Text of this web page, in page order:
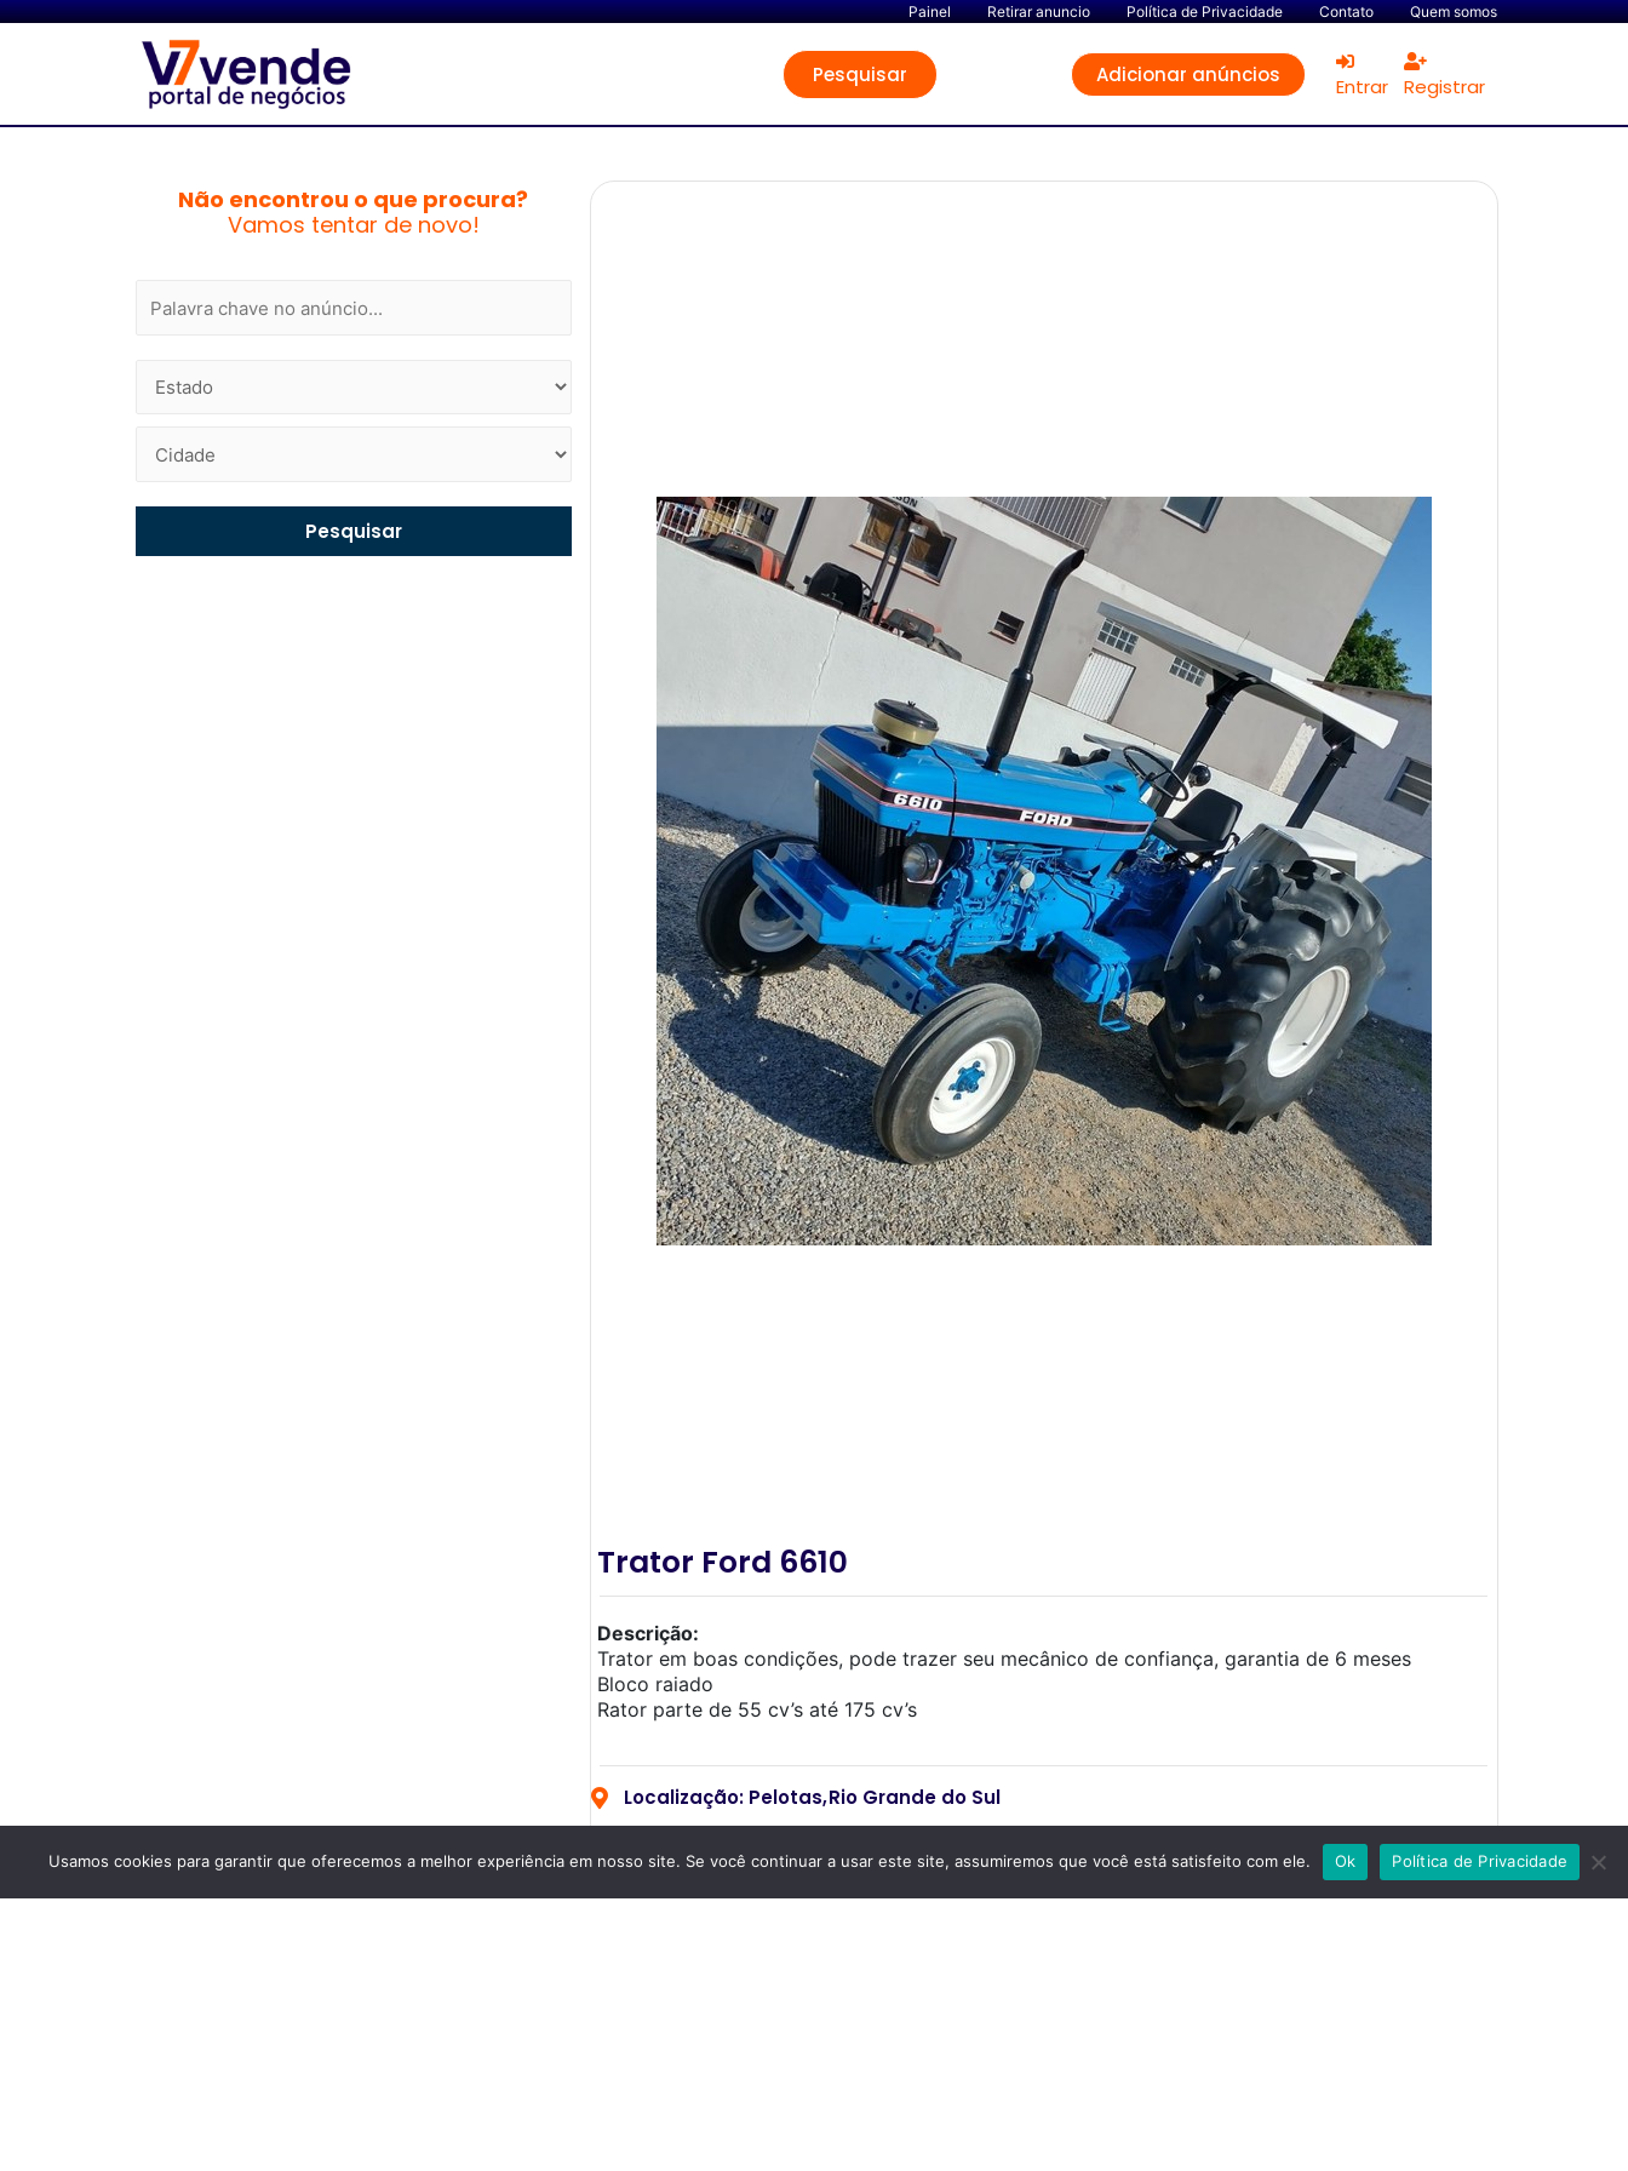
Painel Retirar anuncio Política de Privacidade Contato Quem somos
Pesquisar Adicionar anúncios Entrar Registrar
Não encontrou o que procura?
Vamos tentar de novo!
Pesquisar
Trator Ford 6610
Descrição:
Trator em boas condições, pode trazer seu mecânico de confiança, garantia de 6 meses
Bloco raiado
Rator parte de 55 cv’s até 175 cv’s
Localização: Pelotas,Rio Grande do Sul
Categoria:
Combustão (diesel ou gasolina)
Subcategoria:Trator
Usamos cookies para garantir que oferecemos a melhor experiência em nosso site. Se você continuar a usar este site, assumiremos que você está satisfeito com ele. Ok Política de Privacidade